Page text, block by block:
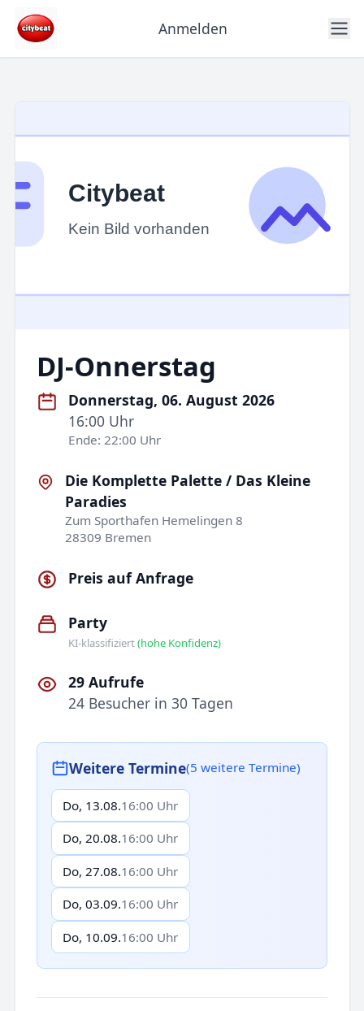
Anmelden
DJ-Onnerstag
Donnerstag, 06. August 2026
16:00 Uhr
Ende: 22:00 Uhr
Die Komplette Palette / Das Kleine
Paradies
Zum Sporthafen Hemelingen 8
28309 Bremen
Preis auf Anfrage
Party
KI-klassifiziert(hohe Konfidenz)
29 Aufrufe
24 Besucher in 30 Tagen
Weitere Termine(5 weitere Termine)
Do, 13.08.16:00 Uhr
Do, 20.08.16:00 Uhr
Do, 27.08.16:00 Uhr
Do, 03.09.16:00 Uhr
Do, 10.09.16:00 Uhr